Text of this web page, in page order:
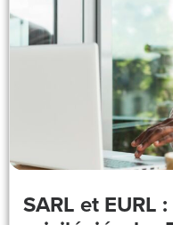
SARL et EURL